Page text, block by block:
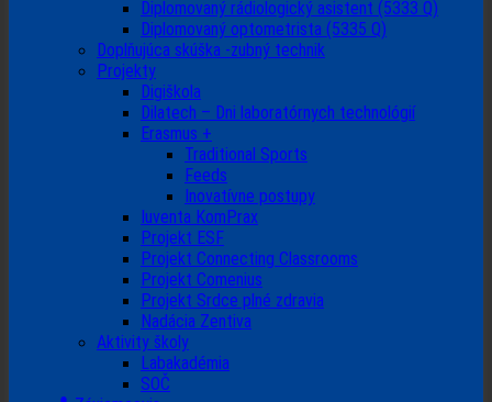
Diplomovaný rádiologický asistent (5333 Q)
Diplomovaný optometrista (5335 Q)
Doplňujúca skúška -zubný technik
Projekty
Digiškola
Dilatech – Dni laboratórnych technológií
Erasmus +
Traditional Sports
Feeds
Inovatívne postupy
Iuventa KomPrax
Projekt ESF
Projekt Connecting Classrooms
Projekt Comenius
Projekt Srdce plné zdravia
Nadácia Zentiva
Aktivity školy
Labakadémia
SOČ